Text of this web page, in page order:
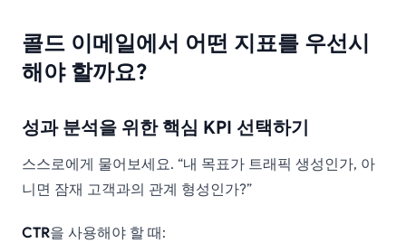
콜드 이메일에서 어떤 지표를 우선시
해야 할까요?
성과 분석을 위한 핵심 KPI 선택하기
스스로에게 물어보세요. “내 목표가 트래픽 생성인가, 아
니면 잠재 고객과의 관계 형성인가?”
CTR을 사용해야 할 때: